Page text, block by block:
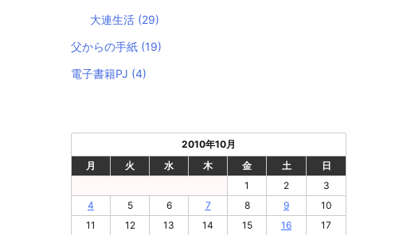
大連生活 (29)
父からの手紙 (19)
電子書籍PJ (4)
2010年10月
月
火 水 木 金 土
日
1
2
3
4
5 6 7 8 9
10
11
12 13 14 15 16 17